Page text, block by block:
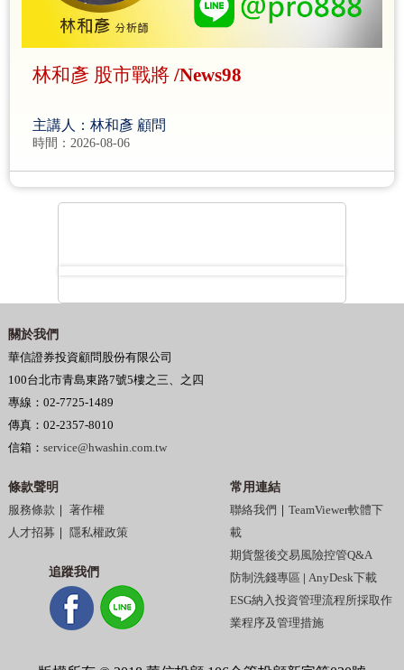
林和彥 股市戰將 /News98
主講人：林和彥 顧問
時間：2026-08-06
關於我們
華信證券投資顧問股份有限公司
100台北市青島東路7號5樓之三、之四
專線：02-7725-1489
傳真：02-2357-8010
信箱： service@hwashin.com.tw
條款聲明
服務條款 ｜ 著作權
人才招募 ｜ 隱私權政策
常用連結
聯絡我們 ｜TeamViewer軟體下
載
期貨盤後交易風險控管Q&A
防制洗錢專區 |AnyDesk下載
ESG納入投資管理流程所採取作
業程序及管理措施
追蹤我們